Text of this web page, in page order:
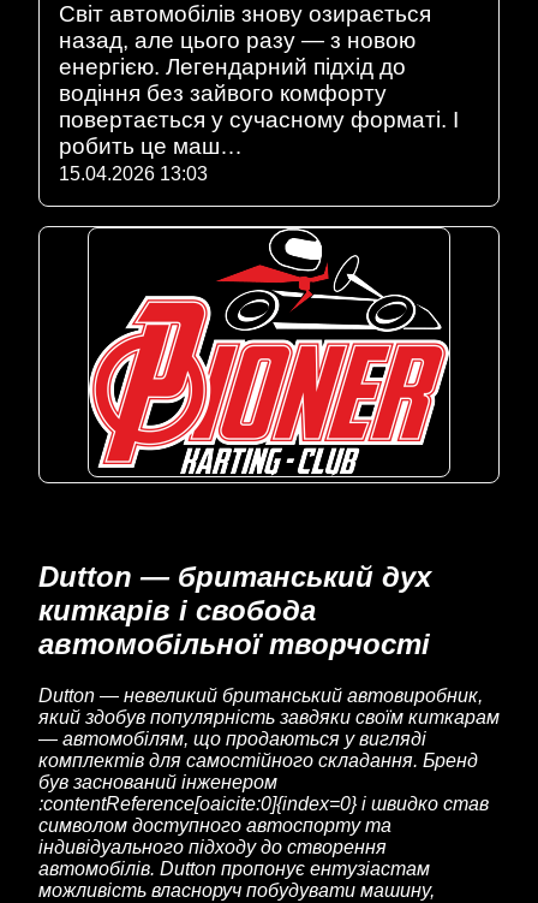
Світ автомобілів знову озирається
назад, але цього разу — з новою
енергією. Легендарний підхід до
водіння без зайвого комфорту
повертається у сучасному форматі. І
робить це маш…
15.04.2026 13:03
Dutton — британський дух
киткарів і свобода
автомобільної творчості
Dutton — невеликий британський автовиробник,
який здобув популярність завдяки своїм киткарам
— автомобілям, що продаються у вигляді
комплектів для самостійного складання. Бренд
був заснований інженером
:contentReference[oaicite:0]{index=0} і швидко став
символом доступного автоспорту та
індивідуального підходу до створення
автомобілів. Dutton пропонує ентузіастам
можливість власноруч побудувати машину,